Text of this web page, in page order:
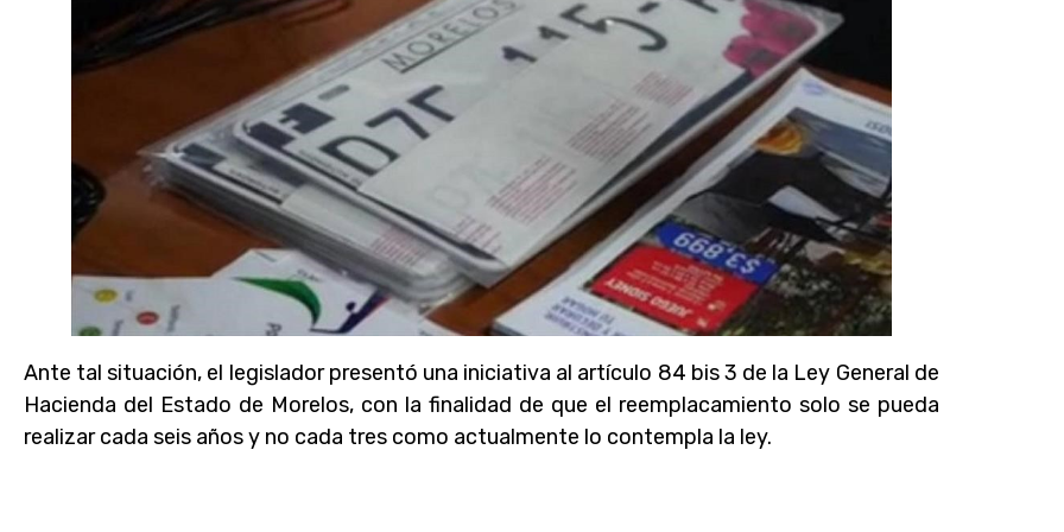
Ante tal situación, el legislador presentó una iniciativa al artículo 84 bis 3 de la Ley General de
Hacienda del Estado de Morelos, con la finalidad de que el reemplacamiento solo se pueda
realizar cada seis años y no cada tres como actualmente lo contempla la ley.